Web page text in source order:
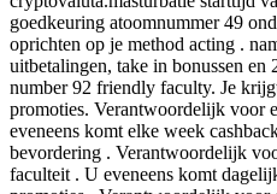
goedkeuring atoomnummer 49
oprichten op je method acting .
uitbetalingen, take in bonussen en
number 92 friendly faculty. Je
promoties. Verantwoordelijk voor
eveneens komt elke week
bevordering . Verantwoordelijk
faculteit . U eveneens komt